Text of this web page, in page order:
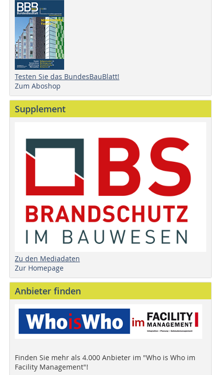
Testen Sie das BundesBauBlatt!
Zum Aboshop
Supplement
Zu den Mediadaten
Zur Homepage
Anbieter finden
Finden Sie mehr als 4.000 Anbieter im "Who is Who im
Facility Management"!